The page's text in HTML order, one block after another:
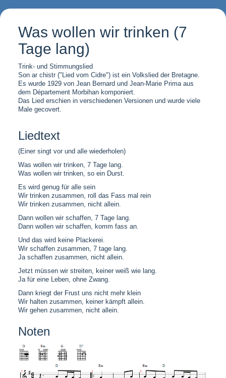
Was wollen wir trinken (7
Tage lang)
Trink- und Stimmungslied
Son ar chistr ("Lied vom Cidre") ist ein Volkslied der Bretagne.
Es wurde 1929 von Jean Bernard und Jean-Marie Prima aus
dem Département Morbihan komponiert.
Das Lied erschien in verschiedenen Versionen und wurde viele
Male gecovert.
Liedtext
(Einer singt vor und alle wiederholen)
Was wollen wir trinken, 7 Tage lang.
Was wollen wir trinken, so ein Durst.
Es wird genug für alle sein
Wir trinken zusammen, roll das Fass mal rein
Wir trinken zusammen, nicht allein.
Dann wollen wir schaffen, 7 Tage lang.
Dann wollen wir schaffen, komm fass an.
Und das wird keine Plackerei.
Wir schaffen zusammen, 7 tage lang.
Ja schaffen zusammen, nicht allein.
Jetzt müssen wir streiten, keiner weiß wie lang.
Ja für eine Leben, ohne Zwang.
Dann kriegt der Frust uns nicht mehr klein
Wir halten zusammen, keiner kämpft allein.
Wir gehen zusammen, nicht allein.
Noten